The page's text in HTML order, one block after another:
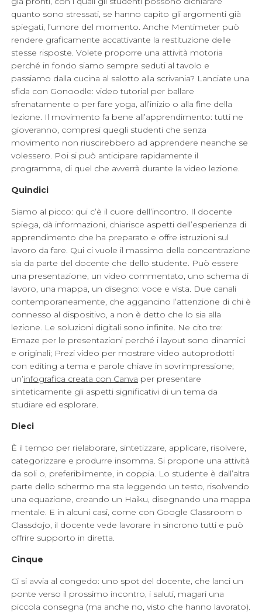
quanto sono stressati, se hanno capito gli argomenti già
spiegati, l’umore del momento. Anche Mentimeter può
rendere graficamente accattivante la restituzione delle
stesse risposte. Volete proporre una attività motoria
perché in fondo siamo sempre seduti al tavolo e
passiamo dalla cucina al salotto alla scrivania? Lanciate una
sfida con Gonoodle: video tutorial per ballare
sfrenatamente o per fare yoga, all’inizio o alla fine della
lezione. Il movimento fa bene all’apprendimento: tutti ne
gioveranno, compresi quegli studenti che senza
movimento non riuscirebbero ad apprendere neanche se
volessero. Poi si può anticipare rapidamente il
programma, di quel che avverrà durante la video lezione.
Quindici
Siamo al picco: qui c’è il cuore dell’incontro. Il docente
spiega, dà informazioni, chiarisce aspetti dell’esperienza di
apprendimento che ha preparato e offre istruzioni sul
lavoro da fare. Qui ci vuole il massimo della concentrazione
sia da parte del docente che dello studente. Può essere
una presentazione, un video commentato, uno schema di
lavoro, una mappa, un disegno: voce e vista. Due canali
contemporaneamente, che aggancino l’attenzione di chi è
connesso al dispositivo, a non è detto che lo sia alla
lezione. Le soluzioni digitali sono infinite. Ne cito tre:
Emaze per le presentazioni perché i layout sono dinamici
e originali; Prezi video per mostrare video autoprodotti
con editing a tema e parole chiave in sovrimpressione;
un’infografica creata con Canva per presentare
sinteticamente gli aspetti significativi di un tema da
studiare ed esplorare.
Dieci
È il tempo per rielaborare, sintetizzare, applicare, risolvere,
categorizzare e produrre insomma. Si propone una attività
da soli o, preferibilmente, in coppia. Lo studente è dall’altra
parte dello schermo ma sta leggendo un testo, risolvendo
una equazione, creando un Haiku, disegnando una mappa
mentale. E in alcuni casi, come con Google Classroom o
Classdojo, il docente vede lavorare in sincrono tutti e può
offrire supporto in diretta.
Cinque
Ci si avvia al congedo: uno spot del docente, che lanci un
ponte verso il prossimo incontro, i saluti, magari una
piccola consegna (ma anche no, visto che hanno lavorato).